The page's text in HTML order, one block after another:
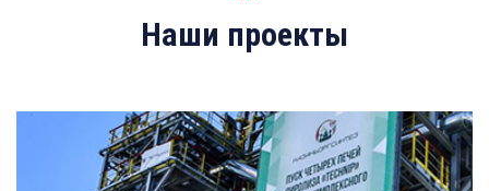
Наши проекты